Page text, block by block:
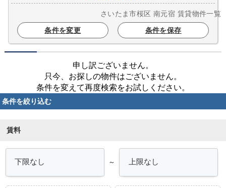
さいたま市桜区 南元宿 賃貸物件一覧
条件を変更
条件を保存
申し訳ございません。
只今、お探しの物件はございません。
条件を変えて再度検索をお試しください。
条件を絞り込む
賃料
～